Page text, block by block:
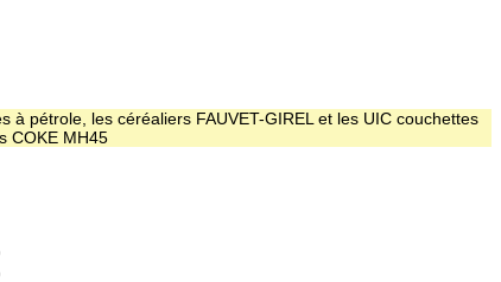
à pétrole, les céréaliers FAUVET-GIREL et les UIC couchettes
COKE MH45